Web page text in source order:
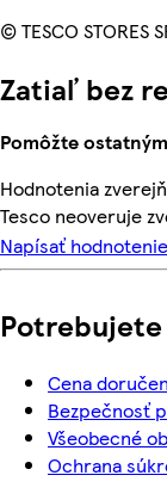
© TESCO STORES
Zatiaľ bez
Pomôžte
Hodnotenia
Tesco neoveruje
Napísať hodnotenie
Cena
Bezpečnosť
Všeobecné
Ochrana